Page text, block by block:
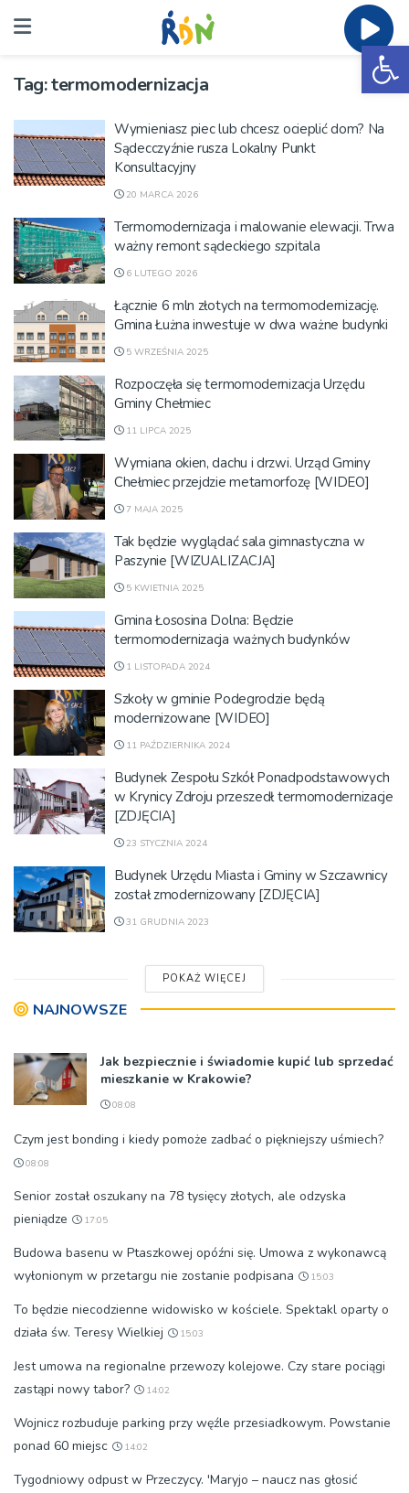
Tag:termomodernizacja
Wymieniasz piec lub chcesz ocieplić dom? Na
Sądecczyźnie rusza Lokalny Punkt
Konsultacyjny
20 MARCA 2026
Termomodernizacja i malowanie elewacji. Trwa
ważny remont sądeckiego szpitala
6 LUTEGO 2026
Łącznie 6 mln złotych na termomodernizację.
Gmina Łużna inwestuje w dwa ważne budynki
5 WRZEŚNIA 2025
Rozpoczęła się termomodernizacja Urzędu
Gminy Chełmiec
11 LIPCA 2025
Wymiana okien, dachu i drzwi. Urząd Gminy
Chełmiec przejdzie metamorfozę [WIDEO]
7 MAJA 2025
Tak będzie wyglądać sala gimnastyczna w
Paszynie [WIZUALIZACJA]
5 KWIETNIA 2025
Gmina Łososina Dolna: Będzie
termomodernizacja ważnych budynków
1 LISTOPADA 2024
Szkoły w gminie Podegrodzie będą
modernizowane [WIDEO]
11 PAŹDZIERNIKA 2024
Budynek Zespołu Szkół Ponadpodstawowych
w Krynicy Zdroju przeszedł termomodernizacje
[ZDJĘCIA]
23 STYCZNIA 2024
Budynek Urzędu Miasta i Gminy w Szczawnicy
został zmodernizowany [ZDJĘCIA]
31 GRUDNIA 2023
POKAŻ WIĘCEJ
NAJNOWSZE
Jak bezpiecznie i świadomie kupić lub sprzedać
mieszkanie w Krakowie?
08:08
Czym jest bonding i kiedy pomoże zadbać o piękniejszy uśmiech?
08:08
Senior został oszukany na 78 tysięcy złotych, ale odzyska
pieniądze
17:05
Budowa basenu w Ptaszkowej opóźni się. Umowa z wykonawcą
wyłonionym w przetargu nie zostanie podpisana
15:03
To będzie niecodzienne widowisko w kościele. Spektakl oparty o
działa św. Teresy Wielkiej
15:03
Jest umowa na regionalne przewozy kolejowe. Czy stare pociągi
zastąpi nowy tabor?
14:02
Wojnicz rozbuduje parking przy węźle przesiadkowym. Powstanie
ponad 60 miejsc
14:02
Tygodniowy odpust w Przeczycy. 'Maryjo – naucz nas głosić